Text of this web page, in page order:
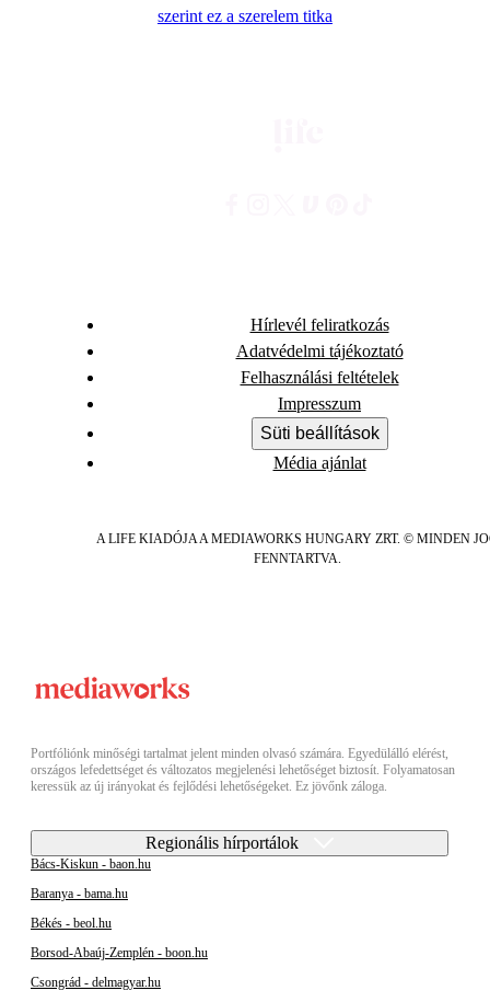
szerint ez a szerelem titka
Hírlevél feliratkozás
Adatvédelmi tájékoztató
Felhasználási feltételek
Impresszum
Süti beállítások
Média ajánlat
A LIFE KIADÓJA A MEDIAWORKS HUNGARY ZRT. © MINDEN
FENNTARTVA.
Portfóliónk minőségi tartalmat jelent minden olvasó számára. Egyedülálló elérést,
országos lefedettséget és változatos megjelenési lehetőséget biztosít. Folyamatosan
keressük az új irányokat és fejlődési lehetőségeket. Ez jövőnk záloga.
Regionális hírportálok
Bács-Kiskun - baon.hu
Baranya - bama.hu
Békés - beol.hu
Borsod-Abaúj-Zemplén - boon.hu
Csongrád - delmagyar.hu